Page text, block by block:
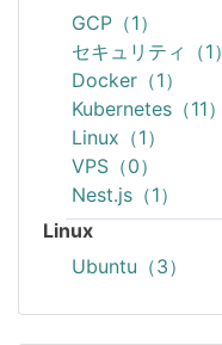
GCP（1）
セキュリティ（1）
Docker（1）
Kubernetes（11）
Linux（1）
VPS（0）
Nest.js（1）
Linux
Ubuntu（3）